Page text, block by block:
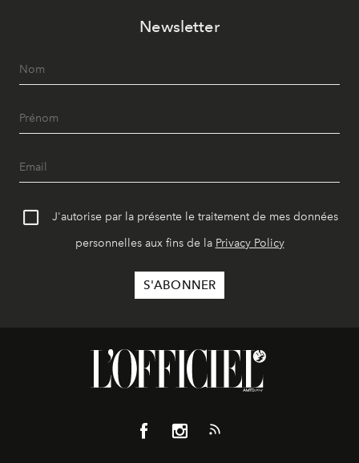
Newsletter
J'autorise par la présente le traitement de mes données
personnelles aux fins de la Privacy Policy